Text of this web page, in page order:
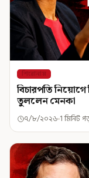
শিরোনাম
বিচারপতি
তুললেন মেনকা
৭/৮/২০২৬ 1 মিনিট